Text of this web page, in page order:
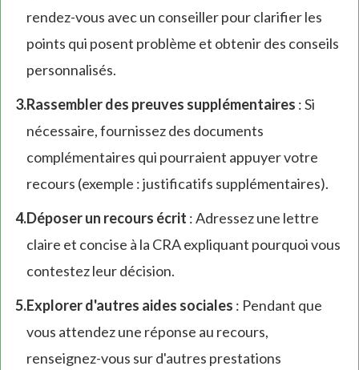
rendez-vous avec un conseiller pour clarifier les
points qui posent problème et obtenir des conseils
personnalisés.
Rassembler des preuves supplémentaires : Si
nécessaire, fournissez des documents
complémentaires qui pourraient appuyer votre
recours (exemple : justificatifs supplémentaires).
Déposer un recours écrit : Adressez une lettre
claire et concise à la CRA expliquant pourquoi vous
contestez leur décision.
Explorer d'autres aides sociales : Pendant que
vous attendez une réponse au recours,
renseignez-vous sur d'autres prestations